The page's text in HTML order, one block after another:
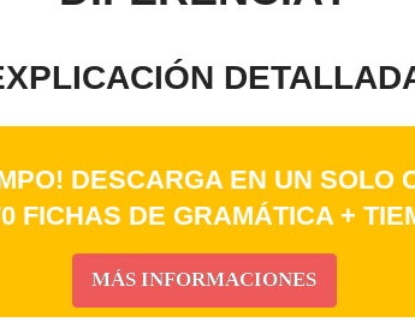
DESCARGA EN UN SOLO
FICHAS DE GRAMÁTICA +
MÁS INFORMACIONES